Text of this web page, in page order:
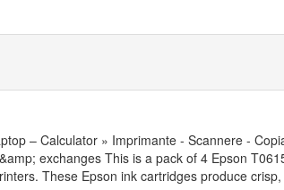
– Calculator » Imprimante - Scannere -
exchanges This is a pack of 4 Epson
These Epson ink cartridges produce crisp,